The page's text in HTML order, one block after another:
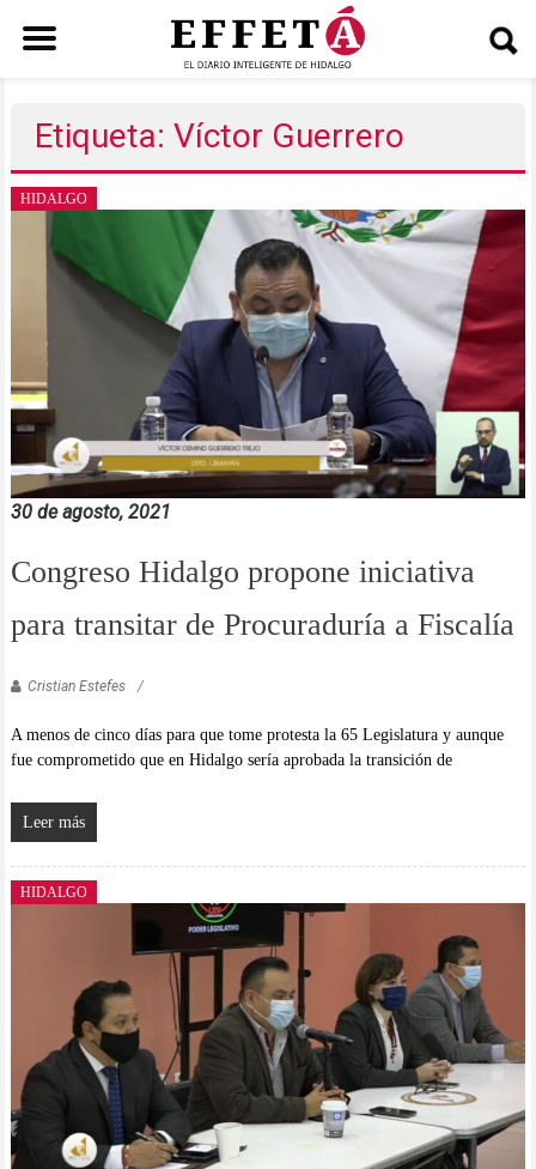
contenidoEtiqueta: Víctor Guerrero
HIDALGO
30 de agosto, 2021
Congreso Hidalgo propone iniciativa
para transitar de Procuraduría a Fiscalía
Cristian Estefes
A menos de cinco días para que tome protesta la 65 Legislatura y aunque
fue comprometido que en Hidalgo sería aprobada la transición de
Leer más
HIDALGO